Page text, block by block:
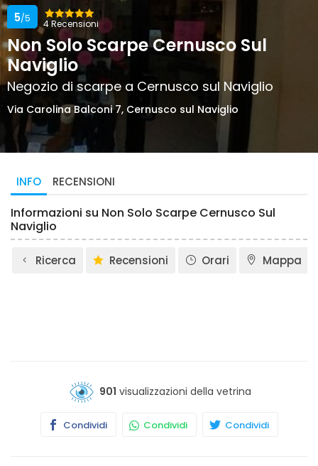
4 Recensioni
5/5
Non Solo Scarpe Cernusco Sul
Naviglio
Negozio di scarpe a Cernusco sul Naviglio
Via Carolina Balconi 7, Cernusco sul Naviglio
INFO RECENSIONI
Informazioni su Non Solo Scarpe Cernusco Sul
Naviglio
Ricerca Recensioni Orari Mappa
901 visualizzazioni della vetrina
Condividi Condividi Condividi